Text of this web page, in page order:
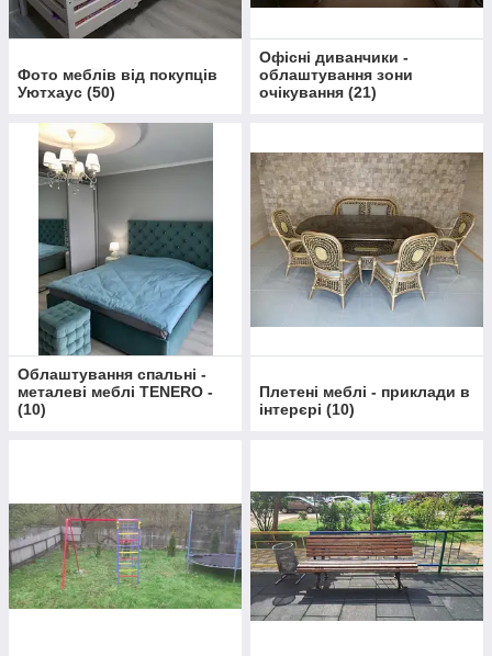
Фото меблів від покупців
Уютхаус (50)
Офісні диванчики -
облаштування зони
очікування (21)
Облаштування спальні -
металеві меблі TENERO -
(10)
Плетені меблі - приклади в
інтерєрі (10)